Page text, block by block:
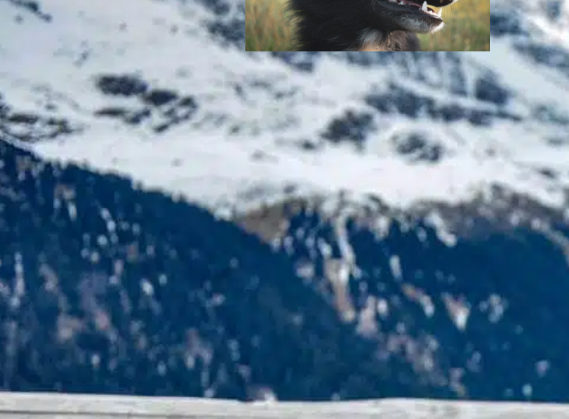
¿De dónde son los
Shih Tzus?
InEntrenamiento positivo
Los Shih tzus, una de las razas caninas más
apreciadas en todo el mundo, son famosos
por su encantadora personalidad y su
aspecto inconfundible. Con su largo pelaje y
sus adorables rostros, se han ganado el
corazón de los amantes de los perros de
todo el mundo. Sus orígenes se remontan a
la antigua China,…
carácter afectuoso, consideraciones sanitarias